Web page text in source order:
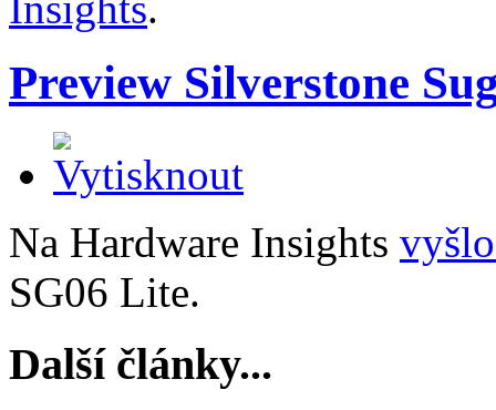
Preview Silverstone
Na Hardware Insights
SG06 Lite.
Další články...